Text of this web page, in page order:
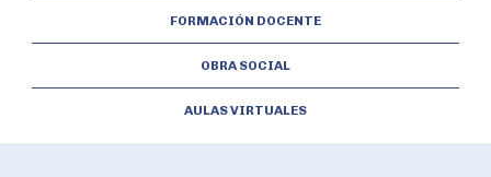
FORMACIÓN DOCENTE
OBRA SOCIAL
AULAS VIRTUALES